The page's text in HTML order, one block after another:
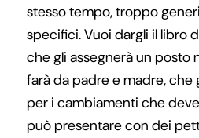
stesso tempo, troppo
specifici. Vuoi dargli il libro
che gli assegnerà un posto
farà da padre e madre, che
per i cambiamenti che
può presentare con dei